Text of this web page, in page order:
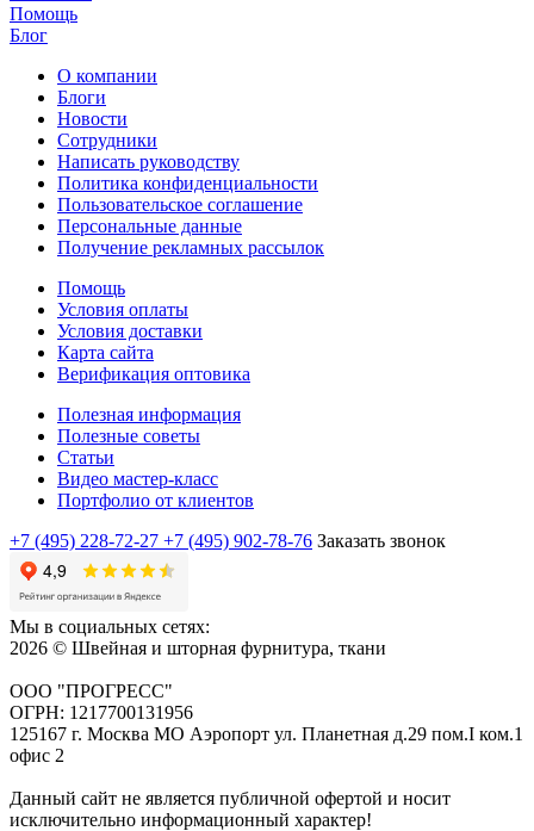
Помощь
Блог
О компании
Блоги
Новости
Сотрудники
Написать руководству
Политика конфиденциальности
Пользовательское соглашение
Персональные данные
Получение рекламных рассылок
Помощь
Условия оплаты
Условия доставки
Карта сайта
Верификация оптовика
Полезная информация
Полезные советы
Статьи
Видео мастер-класс
Портфолио от клиентов
+7 (495) 228-72-27 +7 (495) 902-78-76 Заказать звонок
Мы в социальных сетях:
2026 © Швейная и шторная фурнитура, ткани
ООО "ПРОГРЕСС"
ОГРН: 1217700131956
125167 г. Москва МО Аэропорт ул. Планетная д.29 пом.I ком.1
офис 2
Данный сайт не является публичной офертой и носит
исключительно информационный характер!